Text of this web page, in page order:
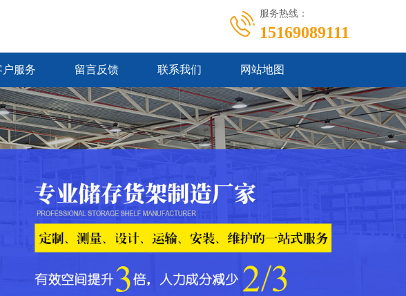
服务热线：
15169089111
户服务 留言反馈 联系我们 网站地图